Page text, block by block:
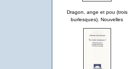
Dragon, ange et pou (trois
burlesques). Nouvelles